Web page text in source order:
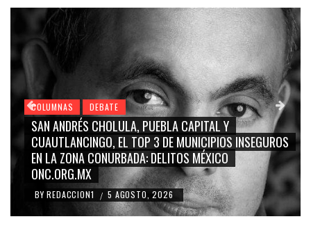
COLUMNAS DEBATE
SAN ANDRÉS CHOLULA, PUEBLA CAPITAL Y
CUAUTLANCINGO, EL TOP 3 DE MUNICIPIOS INSEGUROS
EN LA ZONA CONURBADA: DELITOS MÉXICO
ONC.ORG.MX
BY REDACCION1 / 5 AGOSTO, 2026